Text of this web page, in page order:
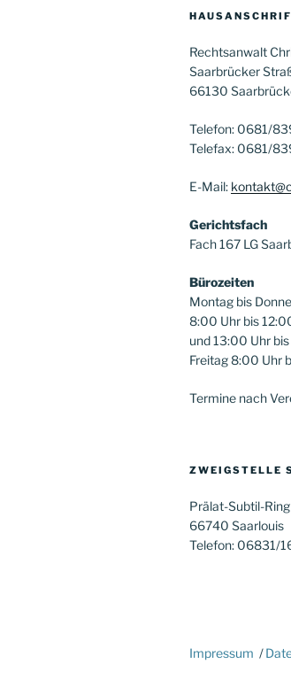
Rechtsanwalt
Saarbrücker
66130
Telefon: 0681/
Telefax: 0681/
E-Mail:
Gerichtsfach
Fach 167 LG
Bürozeiten
Montag bis
8:00 Uhr bis
und 13:00 Uhr
Freitag 8:00 Uhr
Termine nach
ZWEIGSTELLE
Prälat-Subtil-
66740 Saarlouis
Telefon: 06831/
Impressum